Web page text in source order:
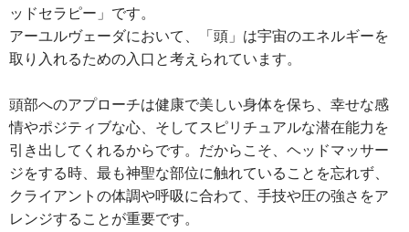
ッドセラピー」です。
アーユルヴェーダにおいて、「頭」は宇宙のエネルギーを
取り入れるための入口と考えられています。
頭部へのアプローチは健康で美しい身体を保ち、幸せな感
情やポジティブな心、そしてスピリチュアルな潜在能力を
引き出してくれるからです。だからこそ、ヘッドマッサー
ジをする時、最も神聖な部位に触れていることを忘れず、
クライアントの体調や呼吸に合わて、手技や圧の強さをア
レンジすることが重要です。